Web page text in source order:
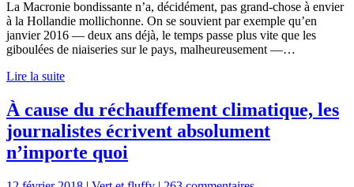
La Macronie bondissante n’a, décidément, pas grand-chose à envier
à la Hollandie mollichonne. On se souvient par exemple qu’en
janvier 2016 — deux ans déjà, le temps passe plus vite que les
giboulées de niaiseries sur le pays, malheureusement —…
Lire la suite
À cause du réchauffement climatique, les
journalistes écrivent absolument
n’importe quoi